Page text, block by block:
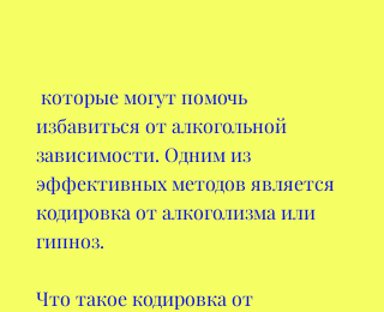
избавиться от алкогольной
зависимости. Одним из
эффективных методов является
кодировка от алкоголизма или
гипноз.
Что такое кодировка от